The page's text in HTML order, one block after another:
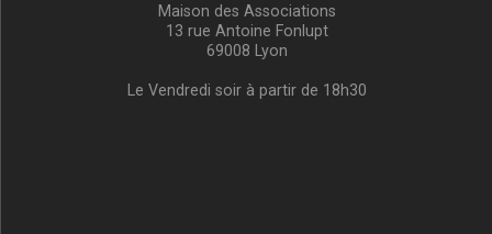
Maison des Associations
13 rue Antoine Fonlupt
69008 Lyon
Le Vendredi soir à partir de 18h30